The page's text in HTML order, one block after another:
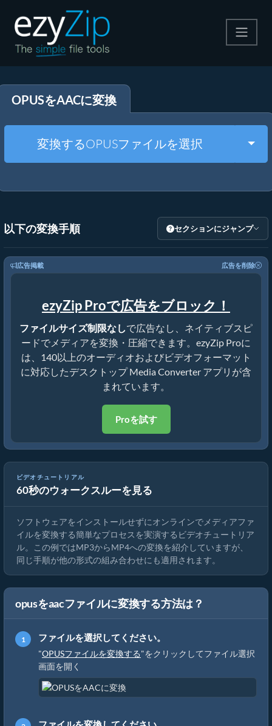
解凍する
その他のツール
OPUSをAACに変換
変換するOPUSファイルを選択
以下の変換手順 セクションにジャンプ
広告掲載 広告を削除
ezyZip Proで広告をブロック！
ファイルサイズ制限なしで広告なし、ネイティブスピ
ードでメディアを変換・圧縮できます。ezyZip Proに
は、140以上のオーディオおよびビデオフォーマット
に対応したデスクトップ Media Converter アプリが含
まれています。
Proを試す
ビデオチュートリアル
60秒のウォークスルーを見る
メディアファイルの変換方法
ソフトウェアをインストールせずにオンラインでメディアファ
イルを変換する簡単なプロセスを実演するビデオチュートリア
ル。この例ではMP3からMP4への変換を紹介していますが、
同じ手順が他の形式の組み合わせにも適用されます。
opusをaacファイルに変換する方法は？
ファイルを選択してください。
"OPUSファイルを変換する"をクリックしてファイル選択
画面を開く